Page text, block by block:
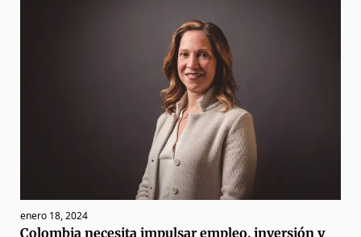
enero 18, 2024
Colombia necesita impulsar empleo, inversión y